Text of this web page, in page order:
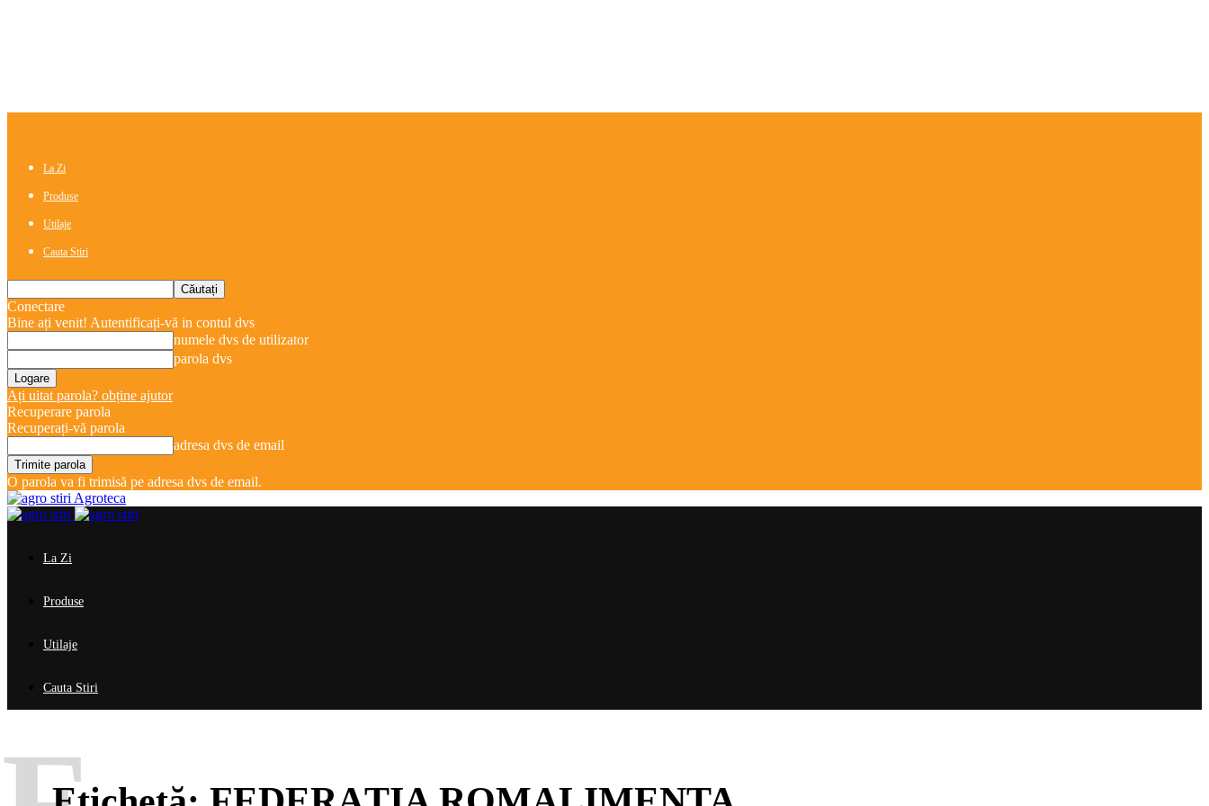
La Zi
Produse
Utilaje
Cauta Stiri
Conectare
Bine ați venit! Autentificați-vă in contul dvs
numele dvs de utilizator
parola dvs
Ați uitat parola? obține ajutor
Recuperare parola
Recuperați-vă parola
adresa dvs de email
O parola va fi trimisă pe adresa dvs de email.
Agroteca
La Zi
Produse
Utilaje
Cauta Stiri